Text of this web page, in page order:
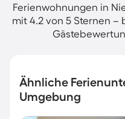
Ferienwohnungen in
mit 4.2 von 5 Sternen
Ähnliche
Umgebung